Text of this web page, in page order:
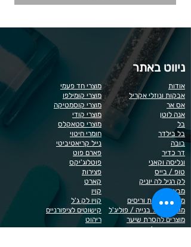
ניווט באתר
מוצרי חד פעמי
מוצרי קומילפו
מוצרי קוסמטיקה
מוצרי קודי
מוצרי סטאקלס
חומרי חיטוי
נייל קריאטיביטי
פארם פוט
פוטלוג'יקס
פצירות
קארט
קויו
קויו לק ג'ל
קישוטים לציפורניים
ריהוט
ראשי שיוף
אודות
אבקות ונוזלי אקריל
אס אר
אנה לוטן
בל
בל בילדר
בובה
דר כדיר
ונליסה וקאני
טופ / בייס
לק רגיל לה יוניק
מבצעים
מוצרים לגבות וריסים
מוצרים לג'ל בנייה / פוליג'ל
מוצרים להסרת שיער
מוצרי חשמל